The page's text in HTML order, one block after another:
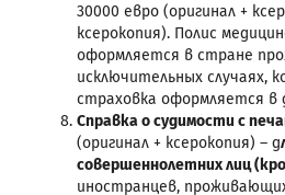
30000 евро (оригинал +
ксерокопия). Полис
оформляется в стране
исключительных случаях,
страховка оформляется в
Справка о судимости с
(оригинал + ксерокопия) – д
совершеннолетних лиц
иностранцев,